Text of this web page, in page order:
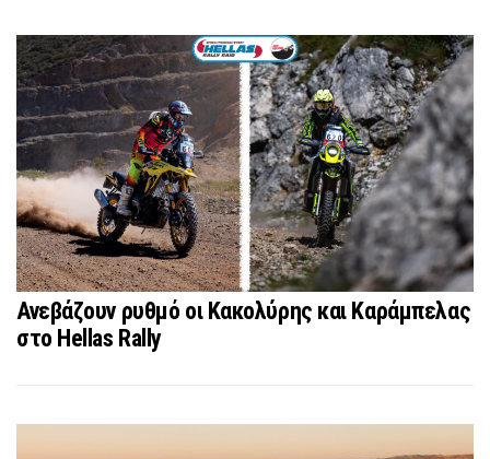
Ανεβάζουν ρυθμό οι Κακολύρης και Καράμπελας
στο Hellas Rally